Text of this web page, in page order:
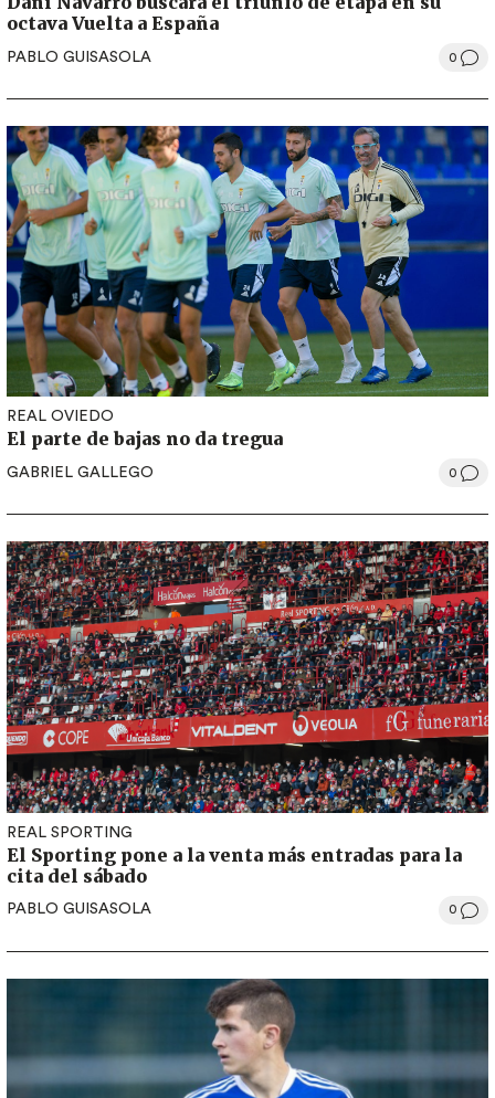
octava Vuelta a España
PABLO GUISASOLA 0
REAL OVIEDO
El parte de bajas no da tregua
GABRIEL GALLEGO 0
REAL SPORTING
El Sporting pone a la venta más entradas para la
cita del sábado
PABLO GUISASOLA 0